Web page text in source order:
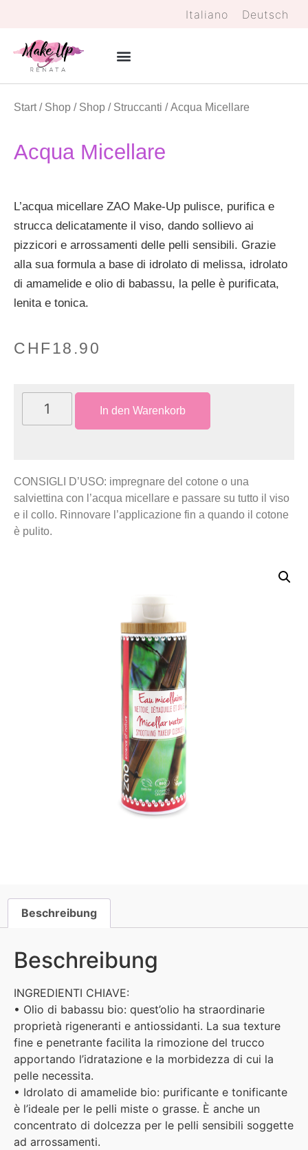
Italiano Deutsch
Start/ Shop / Shop / Struccanti / Acqua Micellare
Acqua Micellare
L’acqua micellare ZAO Make-Up pulisce, purifica e
strucca delicatamente il viso, dando sollievo ai
pizzicori e arrossamenti delle pelli sensibili. Grazie
alla sua formula a base di idrolato di melissa, idrolato
di amamelide e olio di babassu, la pelle è purificata,
lenita e tonica.
CHF18.90
In den Warenkorb
CONSIGLI D’USO: impregnare del cotone o una
salviettina con l’acqua micellare e passare su tutto il viso
e il collo. Rinnovare l’applicazione fin a quando il cotone
è pulito.
Beschreibung
Beschreibung
INGREDIENTI CHIAVE:
• Olio di babassu bio: quest’olio ha straordinarie
proprietà rigeneranti e antiossidanti. La sua texture
fine e penetrante facilita la rimozione del trucco
apportando l’idratazione e la morbidezza di cui la
pelle necessita.
• Idrolato di amamelide bio: purificante e tonificante
è l’ideale per le pelli miste o grasse. È anche un
concentrato di dolcezza per le pelli sensibili soggette
ad arrossamenti.